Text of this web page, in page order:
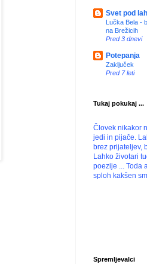
Svet pod
Lučka Bela -
na Brežicih
Pred 3 dnevi
Potepanja
Zaključek
Pred 7 leti
Tukaj pokukaj ...
Človek nikakor
jedi in pijače.
brez prijateljev,
Lahko životari
poezije ... Toda
sploh kakšen
Spremljevalci